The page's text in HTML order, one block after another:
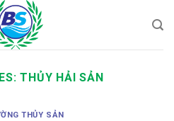
THỦY HẢI SẢN
THỦY SẢN